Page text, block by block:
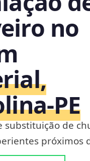
no
substituição de
próximos